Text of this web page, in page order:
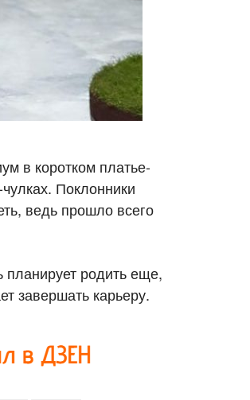
в коротком платье-
Поклонники
ведь прошло всего
планирует родить еще,
завершать карьеру.